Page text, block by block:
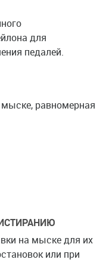
для
педалей.
равномерная
на мыске для их
или при